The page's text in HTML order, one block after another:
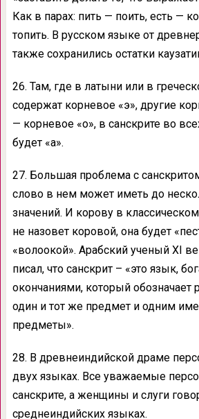
Как в парах: пить — поить, есть —
топить. В русском языке от
также сохранились остатки
26. Там, где в латыни или в
содержат корневое «э», другие
— корневое «о», в санскрите во
будет «а».
27. Большая проблема с
слово в нем может иметь до
значений. И корову в
не назовет коровой, она будет
«волоокой». Арабский ученый XI
писал, что санскрит – «это язык,
окончаниями, который
один и тот же предмет и одним
предметы».
28. В древнеиндийской драме
двух языках. Все уважаемые
санскрите, а женщины и слуги
среднеиндийских языках.